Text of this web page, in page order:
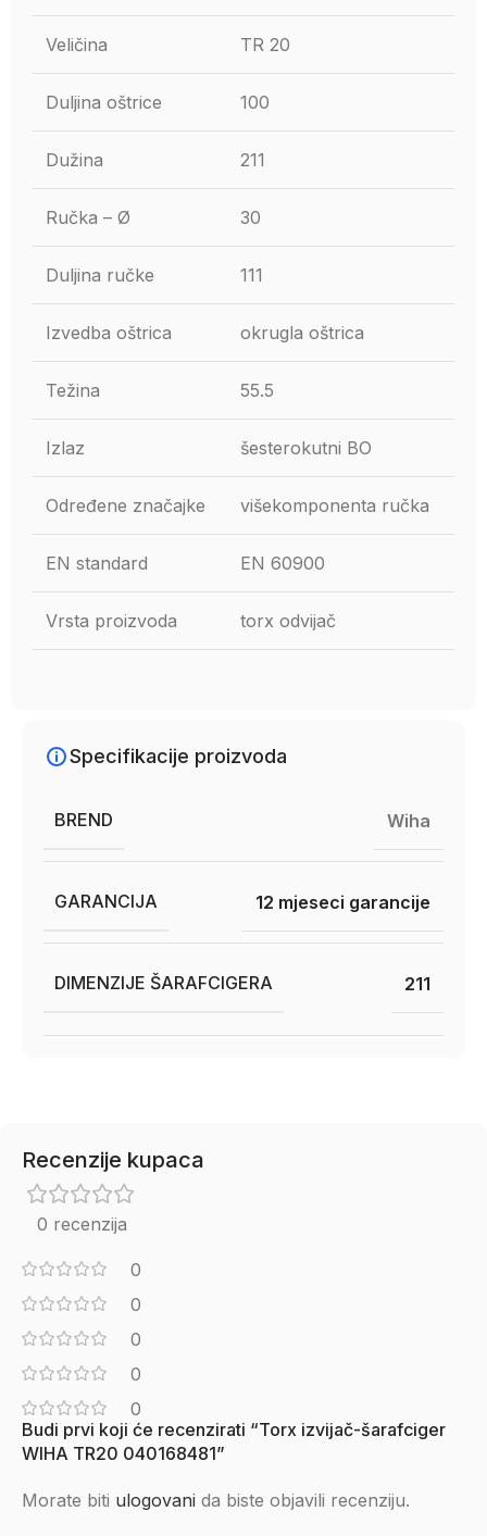
Veličina TR 20
Duljina oštrice 100
Dužina 211
Ručka – Ø 30
Duljina ručke 111
Izvedba oštrica okrugla oštrica
Težina 55.5
Izlaz šesterokutni BO
Određene značajke višekomponenta ručka
EN standard EN 60900
Vrsta proizvoda torx odvijač
Specifikacije proizvoda
BREND Wiha
GARANCIJA 12 mjeseci garancije
DIMENZIJE ŠARAFCIGERA 211
Recenzije kupaca
0 recenzija
0
0
0
0
0
Budi prvi koji će recenzirati “Torx izvijač-šarafciger
WIHA TR20 040168481”
Morate biti ulogovani da biste objavili recenziju.